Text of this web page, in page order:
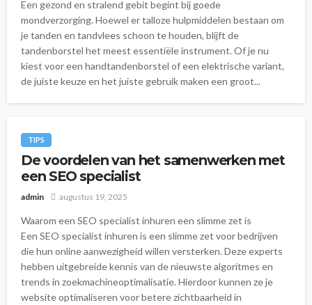
Een gezond en stralend gebit begint bij goede
mondverzorging. Hoewel er talloze hulpmiddelen bestaan om
je tanden en tandvlees schoon te houden, blijft de
tandenborstel het meest essentiële instrument. Of je nu
kiest voor een handtandenborstel of een elektrische variant,
de juiste keuze en het juiste gebruik maken een groot...
TIPS
De voordelen van het samenwerken met
een SEO specialist
admin augustus 19, 2025
Waarom een SEO specialist inhuren een slimme zet is
Een SEO specialist inhuren is een slimme zet voor bedrijven
die hun online aanwezigheid willen versterken. Deze experts
hebben uitgebreide kennis van de nieuwste algoritmes en
trends in zoekmachineoptimalisatie. Hierdoor kunnen ze je
website optimaliseren voor betere zichtbaarheid in